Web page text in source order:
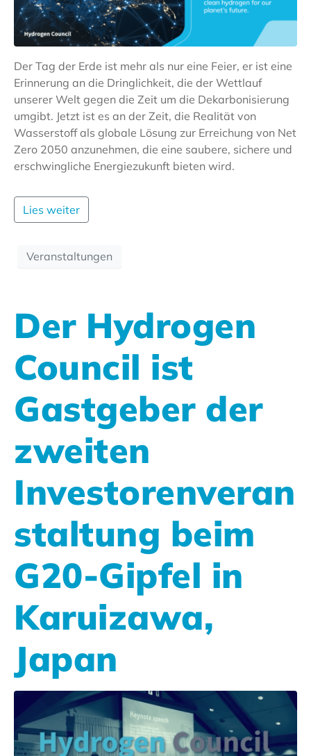
Der Tag der Erde ist mehr als nur eine Feier, er ist eine
Erinnerung an die Dringlichkeit, die der Wettlauf
unserer Welt gegen die Zeit um die Dekarbonisierung
umgibt. Jetzt ist es an der Zeit, die Realität von
Wasserstoff als globale Lösung zur Erreichung von Net
Zero 2050 anzunehmen, die eine saubere, sichere und
erschwingliche Energiezukunft bieten wird.
Lies weiter
Veranstaltungen
Der Hydrogen
Council ist
Gastgeber der
zweiten
Investorenveran
staltung beim
G20-Gipfel in
Karuizawa,
Japan